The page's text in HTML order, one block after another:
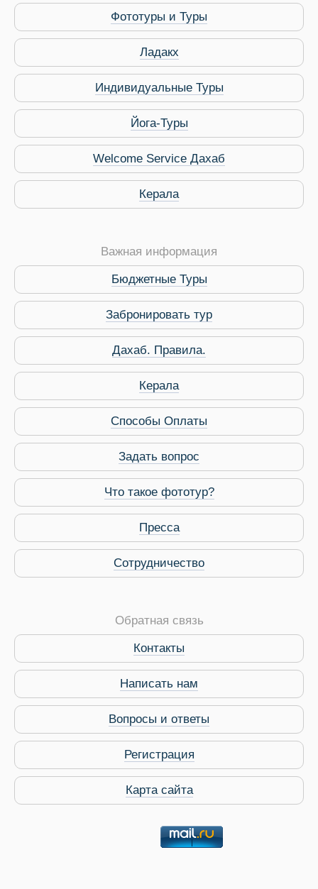
Дахаб
Фототуры и Туры
Ладакх
Индивидуальные Туры
Йога-Туры
Welcome Service Дахаб
Керала
Важная информация
Бюджетные Туры
Забронировать тур
Дахаб. Правила.
Керала
Способы Оплаты
Задать вопрос
Что такое фототур?
Пресса
Сотрудничество
Обратная связь
Контакты
Написать нам
Вопросы и ответы
Регистрация
Карта сайта